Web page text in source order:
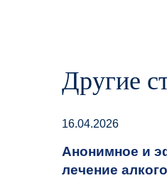
Другие
16.04.2026
Анонимное и
лечение